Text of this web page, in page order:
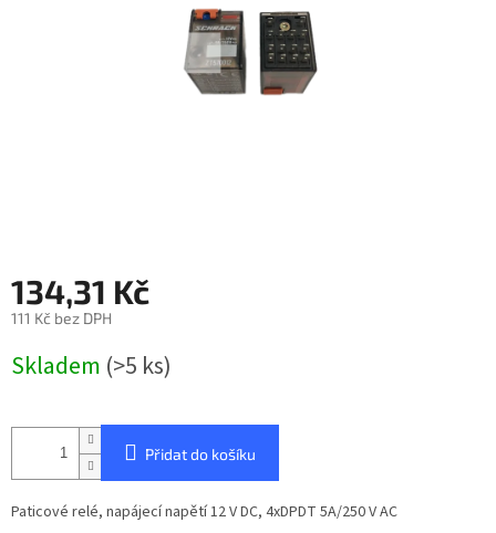
134,31 Kč
111 Kč bez DPH
cena:
Skladem (>5 ks)
Přidat do košíku
Paticové relé, napájecí napětí 12 V DC, 4xDPDT 5A/250 V AC